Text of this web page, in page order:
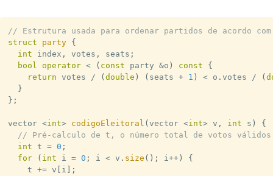
// Estrutura usada para ordenar partidos de acordo
struct
party
{
int index , votes , seats ;
bool
operator < ( const party &o ) const
{
return votes / ( double ) ( seats + 1 ) < o . votes / (
}
} ;
vector <int> codigoEleitoral ( vector <int> v , int s )
{
// Pré-calculo de t, o número total de votos
int t = 0 ;
for
( int i = 0 ; i < v . size ( ) ; i++)
{
    t
+= v i
;